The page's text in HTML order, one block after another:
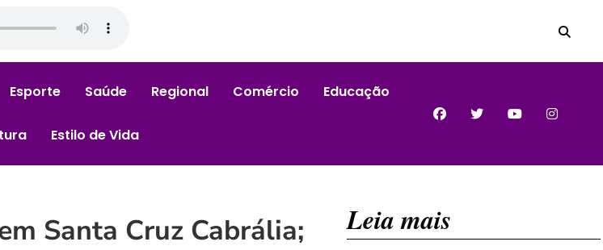
Esporte Saúde Regional Comércio Educação
Estilo de Vida
Santa Cruz Cabrália;
Leia mais